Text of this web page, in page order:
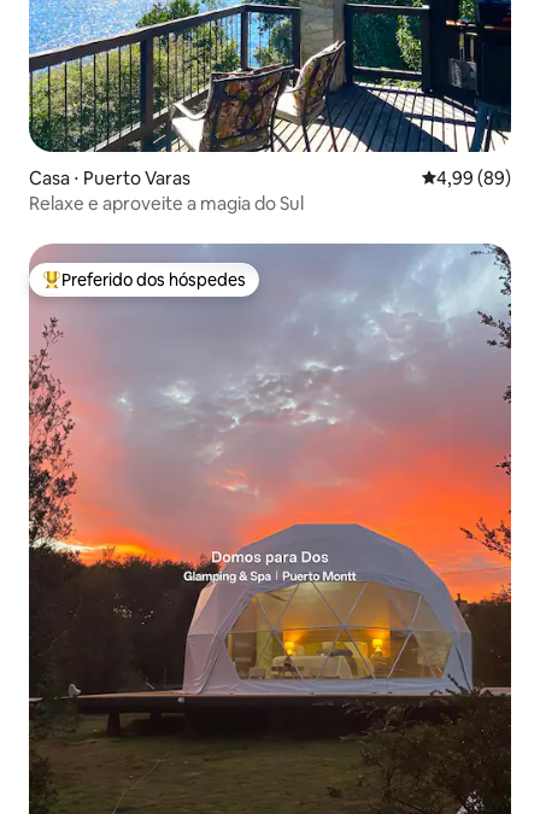
Casa ⋅ Puerto Varas 4,99 de uma
4,99 (89)
Relaxe e aproveite a magia do Sul
Entre os melhores preferidos dos hóspedes
Preferido dos hóspedes